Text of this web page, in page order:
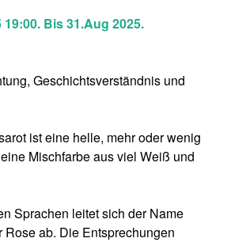
19:00. Bis 31.Aug 2025.
Geschichtsverständnis und
ist eine helle, mehr oder wenig
Mischfarbe aus viel Weiß und
Sprachen leitet sich der Name
ab. Die Entsprechungen